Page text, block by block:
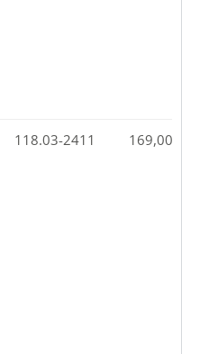
118.03-2411 169,00